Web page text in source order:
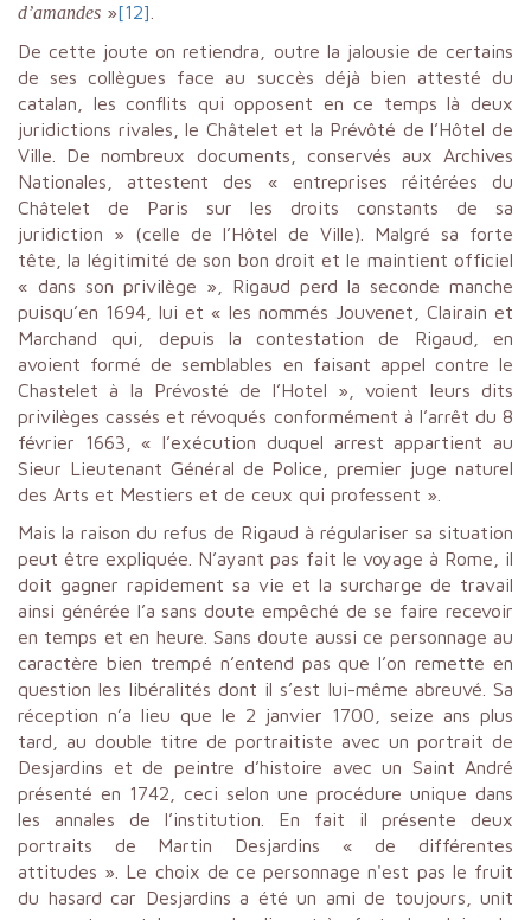
d’amandes »[12]
De cette joute on retiendra, outre la jalousie de certains
de ses collègues face au succès déjà bien attesté du
catalan, les conflits qui opposent en ce temps là deux
juridictions rivales, le Châtelet et la Prévôté de l’Hôtel de
Ville. De nombreux documents, conservés aux Archives
Nationales, attestent des « entreprises réitérées du
Châtelet de Paris sur les droits constants de sa
juridiction » (celle de l’Hôtel de Ville). Malgré sa forte
tête, la légitimité de son bon droit et le maintient officiel
« dans son privilège », Rigaud perd la seconde manche
puisqu’en 1694, lui et « les nommés Jouvenet, Clairain et
Marchand qui, depuis la contestation de Rigaud, en
avoient formé de semblables en faisant appel contre le
Chastelet à la Prévosté de l’Hotel », voient leurs dits
privilèges cassés et révoqués conformément à l’arrêt du 8
février 1663, « l’exécution duquel arrest appartient au
Sieur Lieutenant Général de Police, premier juge naturel
des Arts et Mestiers et de ceux qui professent ».
Mais la raison du refus de Rigaud à régulariser sa situation
peut être expliquée. N’ayant pas fait le voyage à Rome, il
doit gagner rapidement sa vie et la surcharge de travail
ainsi générée l’a sans doute empêché de se faire recevoir
en temps et en heure. Sans doute aussi ce personnage au
caractère bien trempé n’entend pas que l’on remette en
question les libéralités dont il s’est lui-même abreuvé. Sa
réception n’a lieu que le 2 janvier 1700, seize ans plus
tard, au double titre de portraitiste avec un portrait de
Desjardins et de peintre d’histoire avec un Saint André
présenté en 1742, ceci selon une procédure unique dans
les annales de l’institution. En fait il présente deux
portraits de Martin Desjardins « de différentes
attitudes ». Le choix de ce personnage n'est pas le fruit
du hasard car Desjardins a été un ami de toujours, unit